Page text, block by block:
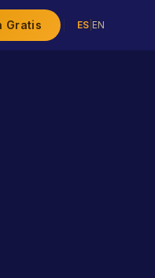
Gratis ES EN